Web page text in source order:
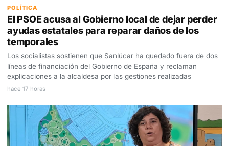
POLÍTICA
El PSOE acusa al Gobierno local de dejar perder
ayudas estatales para reparar daños de los
temporales
Los socialistas sostienen que Sanlúcar ha quedado fuera de dos
líneas de financiación del Gobierno de España y reclaman
explicaciones a la alcaldesa por las gestiones realizadas
hace 17 horas